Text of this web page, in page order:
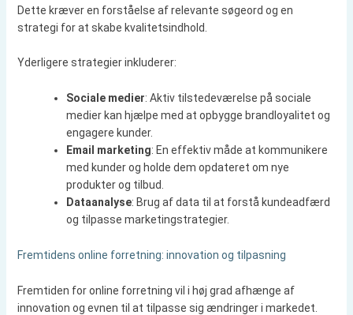
Dette kræver en forståelse af relevante søgeord og en
strategi for at skabe kvalitetsindhold.
Yderligere strategier inkluderer:
Sociale medier: Aktiv tilstedeværelse på sociale
medier kan hjælpe med at opbygge brandloyalitet og
engagere kunder.
Email marketing: En effektiv måde at kommunikere
med kunder og holde dem opdateret om nye
produkter og tilbud.
Dataanalyse: Brug af data til at forstå kundeadfærd
og tilpasse marketingstrategier.
Fremtidens online forretning: innovation og tilpasning
Fremtiden for online forretning vil i høj grad afhænge af
innovation og evnen til at tilpasse sig ændringer i markedet.